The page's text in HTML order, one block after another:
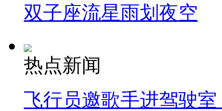
双子座流星雨划夜空
热点新闻
飞行员邀歌手进驾驶